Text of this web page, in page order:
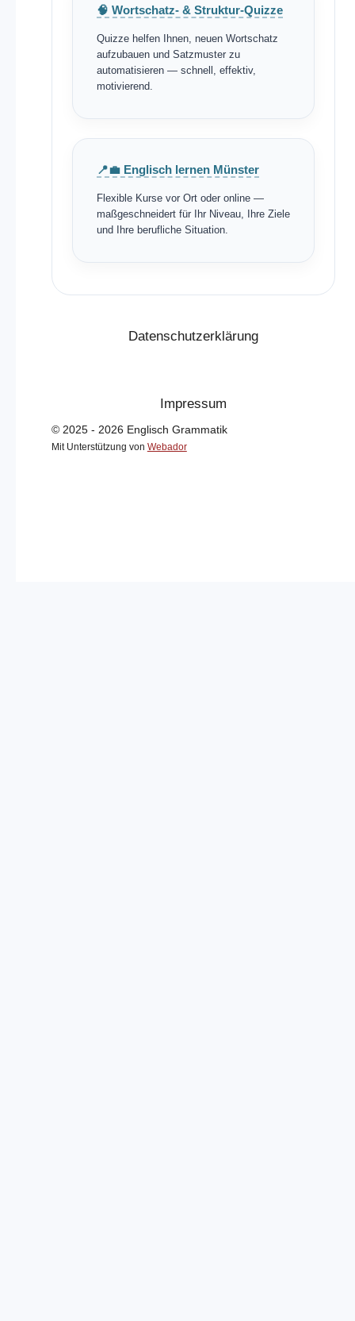
🧠 Wortschatz- & Struktur-Quizze
Quizze helfen Ihnen, neuen Wortschatz
aufzubauen und Satzmuster zu
automatisieren — schnell, effektiv,
motivierend.
📍💼 Englisch lernen Münster
Flexible Kurse vor Ort oder online —
maßgeschneidert für Ihr Niveau, Ihre Ziele
und Ihre berufliche Situation.
Datenschutzerklärung
Impressum
© 2025 - 2026 Englisch Grammatik
Mit Unterstützung von Webador